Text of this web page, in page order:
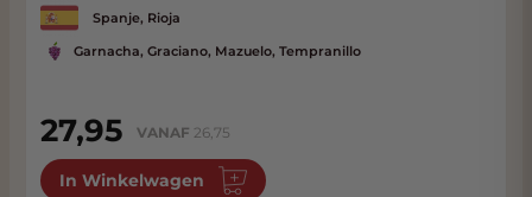
Spanje, Rioja
Garnacha, Graciano, Mazuelo, Tempranillo
27,95 VANAF 26,75
In Winkelwagen